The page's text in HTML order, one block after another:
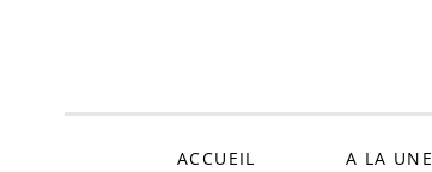
ACCUEIL A LA UNE